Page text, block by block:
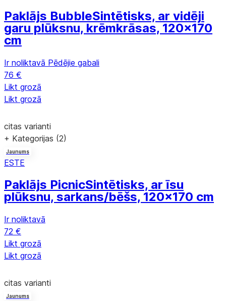
Paklājs BubbleSintētisks, ar vidēji
garu plūksnu, krēmkrāsas, 120x170
cm
Ir noliktavā Pēdējie gabali
76 €
Likt grozā
Likt grozā
citas varianti
+ Kategorijas (2)
Jaunums
ESTE
Paklājs PicnicSintētisks, ar īsu
plūksnu, sarkans/bēšs, 120x170 cm
Ir noliktavā
72 €
Likt grozā
Likt grozā
citas varianti
Jaunums